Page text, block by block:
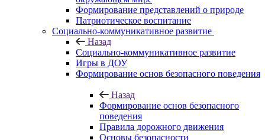
Формирование представлений о природе
Патриотическое воспитание
Социально-коммуникативное развитие
Назад
Социально-коммуникативное развитие
Игры в ДОУ
Формирование основ безопасного поведения
Назад
Формирование основ безопасного
поведения
Правила дорожного движения
Основы безопасности